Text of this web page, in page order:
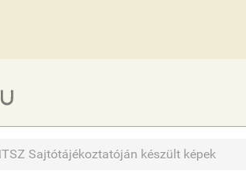
Sajtótájékoztatóján készült képek